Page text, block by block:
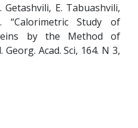
E. Tabuashvili,
“Calorimetric Study of
by the Method of
Acad. Sci, 164. N 3,